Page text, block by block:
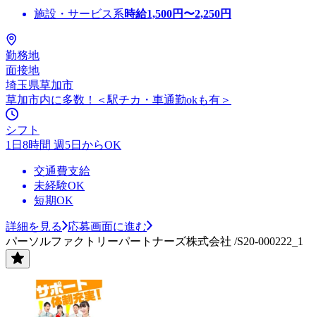
施設・サービス系時給1,500円〜2,250円
勤務地
面接地
埼玉県草加市
草加市内に多数！＜駅チカ・車通勤okも有＞
シフト
1日8時間 週5日からOK
交通費支給
未経験OK
短期OK
詳細を見る
応募画面に進む
パーソルファクトリーパートナーズ株式会社 /S20-000222_1